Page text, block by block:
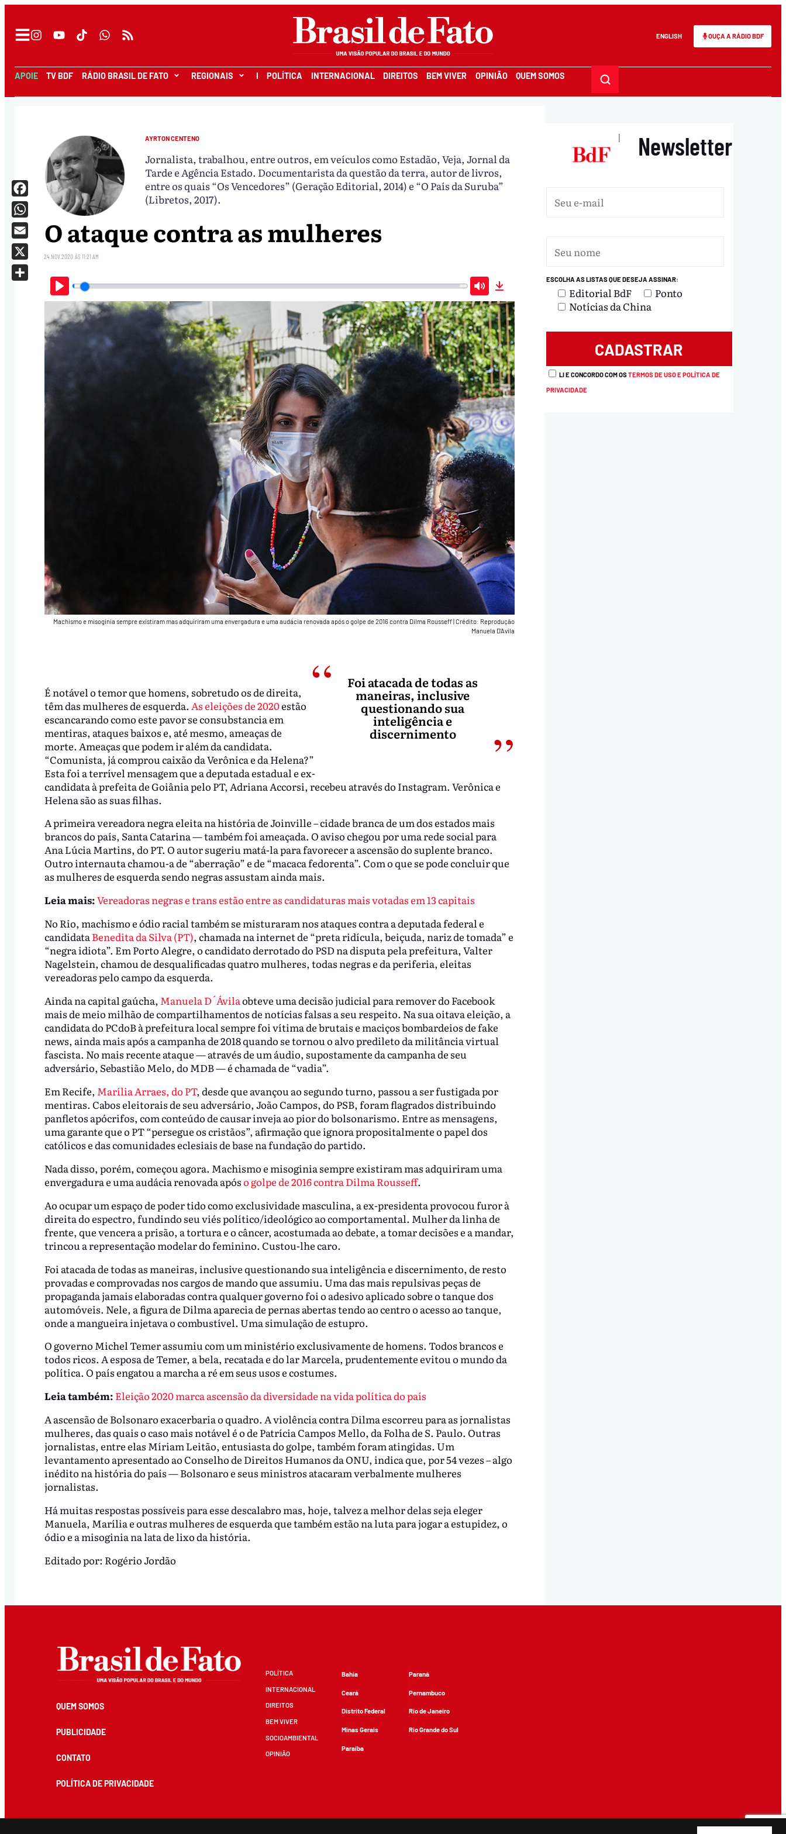
ENGLISH OUÇA A RÁDIO BDF
APOIE TV BDF RÁDIO BRASIL DE FATO REGIONAIS I POLÍTICA INTERNACIONAL DIREITOS BEM VIVER OPINIÃO QUEM SOMOS
AYRTON CENTENO
Jornalista, trabalhou, entre outros, em veículos como Estadão, Veja, Jornal da
Tarde e Agência Estado. Documentarista da questão da terra, autor de livros,
entre os quais “Os Vencedores” (Geração Editorial, 2014) e “O País da Suruba”
(Libretos, 2017).
O ataque contra as mulheres
24.NOV.2020 ÀS 11:21 AM
Play MuteDownload
Machismo e misoginia sempre existiram mas adquiriram uma envergadura e uma audácia renovada após o golpe de 2016 contra Dilma Rousseff Crédito: Reprodução
Manuela D'Avila
Foi atacada de todas as
maneiras, inclusive
questionando sua
inteligência e
discernimento
É notável o temor que homens, sobretudo os de direita,
têm das mulheres de esquerda. As eleições de 2020estão
escancarando como este pavor se consubstancia em
mentiras, ataques baixos e, até mesmo, ameaças de
morte. Ameaças que podem ir além da candidata.
“Comunista, já comprou caixão da Verônica e da Helena?”
Esta foi a terrível mensagem que a deputada estadual e ex-
candidata à prefeita de Goiânia pelo PT, Adriana Accorsi, recebeu através do Instagram. Verônica e
Helena são as suas filhas.
A primeira vereadora negra eleita na história de Joinville – cidade branca de um dos estados mais
brancos do país, Santa Catarina — também foi ameaçada. O aviso chegou por uma rede social para
Ana Lúcia Martins, do PT. O autor sugeriu matá-la para favorecer a ascensão do suplente branco.
Outro internauta chamou-a de “aberração” e de “macaca fedorenta”. Com o que se pode concluir que
as mulheres de esquerda sendo negras assustam ainda mais.
Leia mais:Vereadoras negras e trans estão entre as candidaturas mais votadas em 13 capitais
No Rio, machismo e ódio racial também se misturaram nos ataques contra a deputada federal e
candidataBenedita da Silva (PT), chamada na internet de “preta ridícula, beiçuda, nariz de tomada” e
“negra idiota”. Em Porto Alegre, o candidato derrotado do PSD na disputa pela prefeitura, Valter
Nagelstein, chamou de desqualificadas quatro mulheres, todas negras e da periferia, eleitas
vereadoras pelo campo da esquerda.
Ainda na capital gaúcha, Manuela D´Ávilaobteve uma decisão judicial para remover do Facebook
mais de meio milhão de compartilhamentos de notícias falsas a seu respeito. Na sua oitava eleição, a
candidata do PCdoB à prefeitura local sempre foi vítima de brutais e maciços bombardeios de fake
news, ainda mais após a campanha de 2018 quando se tornou o alvo predileto da militância virtual
fascista. No mais recente ataque — através de um áudio, supostamente da campanha de seu
adversário, Sebastião Melo, do MDB — é chamada de “vadia”.
Em Recife, Marília Arraes, do PT, desde que avançou ao segundo turno, passou a ser fustigada por
mentiras. Cabos eleitorais de seu adversário, João Campos, do PSB, foram flagrados distribuindo
panfletos apócrifos, com conteúdo de causar inveja ao pior do bolsonarismo. Entre as mensagens,
uma garante que o PT “persegue os cristãos”, afirmação que ignora propositalmente o papel dos
católicos e das comunidades eclesiais de base na fundação do partido.
Nada disso, porém, começou agora. Machismo e misoginia sempre existiram mas adquiriram uma
envergadura e uma audácia renovada apóso golpe de 2016 contra Dilma Rousseff.
Ao ocupar um espaço de poder tido como exclusividade masculina, a ex-presidenta provocou furor à
direita do espectro, fundindo seu viés político/ideológico ao comportamental. Mulher da linha de
frente, que vencera a prisão, a tortura e o câncer, acostumada ao debate, a tomar decisões e a mandar,
trincou a representação modelar do feminino. Custou-lhe caro.
Foi atacada de todas as maneiras, inclusive questionando sua inteligência e discernimento, de resto
provadas e comprovadas nos cargos de mando que assumiu. Uma das mais repulsivas peças de
propaganda jamais elaboradas contra qualquer governo foi o adesivo aplicado sobre o tanque dos
automóveis. Nele, a figura de Dilma aparecia de pernas abertas tendo ao centro o acesso ao tanque,
onde a mangueira injetava o combustível. Uma simulação de estupro.
O governo Michel Temer assumiu com um ministério exclusivamente de homens. Todos brancos e
todos ricos. A esposa de Temer, a bela, recatada e do lar Marcela, prudentemente evitou o mundo da
política. O país engatou a marcha a ré em seus usos e costumes.
Leia também: Eleição 2020 marca ascensão da diversidade na vida política do país
A ascensão de Bolsonaro exacerbaria o quadro. A violência contra Dilma escorreu para as jornalistas
mulheres, das quais o caso mais notável é o de Patrícia Campos Mello, da Folha de S. Paulo. Outras
jornalistas, entre elas Míriam Leitão, entusiasta do golpe, também foram atingidas. Um
levantamento apresentado ao Conselho de Direitos Humanos da ONU, indica que, por 54 vezes – algo
inédito na história do país — Bolsonaro e seus ministros atacaram verbalmente mulheres
jornalistas.
Há muitas respostas possíveis para esse descalabro mas, hoje, talvez a melhor delas seja eleger
Manuela, Marília e outras mulheres de esquerda que também estão na luta para jogar a estupidez, o
ódio e a misoginia na lata de lixo da história.
Facebook
WhatsApp
Email
X
Editado por: Rogério Jordão
| Newsletter
ESCOLHA AS LISTAS QUE DESEJA ASSINAR:
Editorial BdF
Ponto
Notícias da China
LI E CONCORDO COM OSTERMOS DE USO E POLÍTICA DE
PRIVACIDADE
QUEM SOMOS
PUBLICIDADE
CONTATO
POLÍTICA DE PRIVACIDADE
POLÍTICA
INTERNACIONAL
DIREITOS
BEM VIVER
SOCIOAMBIENTAL
OPINIÃO
Bahia
Ceará
Distrito Federal
Minas Gerais
Paraíba
Paraná
Pernambuco
Rio de Janeiro
Rio Grande do Sul